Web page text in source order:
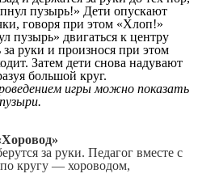
пузырь!» Дети опускают
говоря при этом «Хлоп!»
пузырь» двигаться к центру
руки и произнося при этом
Затем дети снова надувают
большой круг.
игры можно показать
за руки. Педагог вместе с
кругу — хороводом,